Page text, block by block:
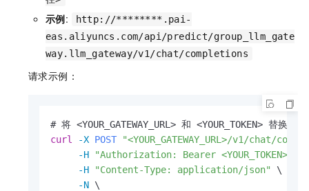
示例:
http://********.pai-
eas.aliyuncs.com/api/predict/group_llm_gate
way.llm_gateway/v1/chat/completions
请求示例：
curl -X POST
"<YOUR_GATEWAY_URL>/v1/chat/
-H
"Authorization: Bearer <YOUR_TOKEN>"
-H
"Content-Type: application/json"
\
-N \